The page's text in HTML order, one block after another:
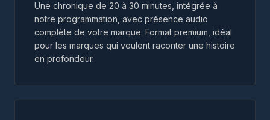
Une chronique de 20 à 30 minutes, intégrée à
notre programmation, avec présence audio
complète de votre marque. Format premium, idéal
pour les marques qui veulent raconter une histoire
en profondeur.